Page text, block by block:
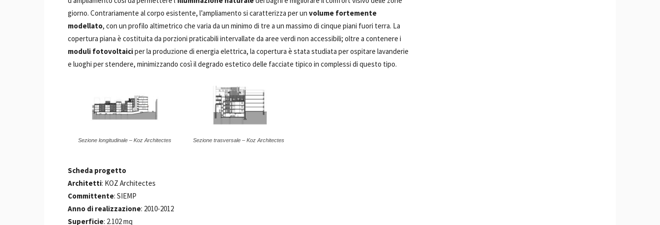
giorno. Contrariamente al corpo esistente, l’ampliamento si caratterizza per un volume fortemente
modellato, con un profilo altimetrico che varia da un minimo di tre a un massimo di cinque piani fuori terra. La
copertura piana è costituita da porzioni praticabili intervallate da aree verdi non accessibili; oltre a contenere i
moduli fotovoltaiciper la produzione di energia elettrica, la copertura è stata studiata per ospitare lavanderie
e luoghi per stendere, minimizzando così il degrado estetico delle facciate tipico in complessi di questo tipo.
Sezione longitudinale – Koz Architectes Sezione trasversale – Koz Architectes
Scheda progetto
Architetti: KOZ Architectes
Committente: SIEMP
Anno di realizzazione: 2010-2012
Superficie: 2.102 mq